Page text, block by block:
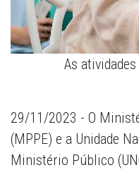
As
29/11/2023 - O
(MPPE) e a Unidade
Ministério Público